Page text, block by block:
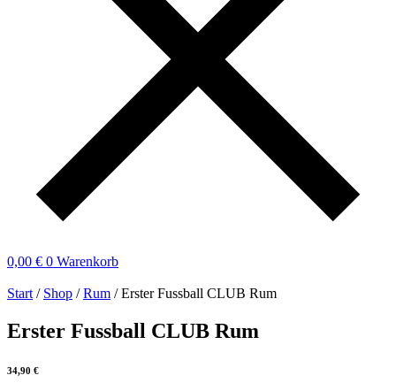
0,00 € 0 Warenkorb
Start / Shop /Rum / Erster Fussball CLUB Rum
Erster Fussball CLUB Rum
34,90 €